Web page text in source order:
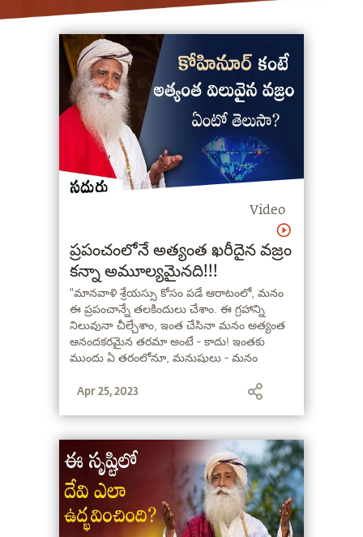
Video
ప్రపంచంలోనే అత్యంత ఖరీదైన వజ్రం
కన్నా అమూల్యమైనది!!!
"మానవాళి శ్రేయస్సు కోసం పడే ఆరాటంలో, మనం
ఈ ప్రపంచాన్నే తలకిందులు చేశాం. ఈ గ్రహాన్ని
నిలువునా చీల్చేశాం, ఇంత చేసినా మనం అత్యంత
ఆనందకరమైన తరమా అంటే - కాదు! ఇంతకు
ముందు ఏ తరంలోనూ, మనుషులు - మనం
పొందలేదు. కానీ ఈ సౌకర్యాలన్నీ ఉన్నా - మనది
Apr 25, 2023